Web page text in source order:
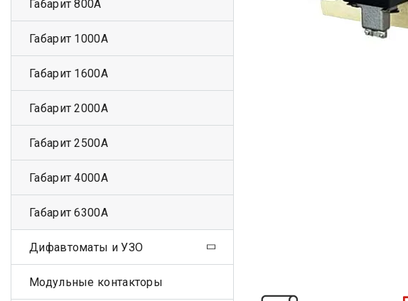
Габарит 800А
Габарит 1000А
Габарит 1600А
Габарит 2000А
Габарит 2500А
Габарит 4000А
Габарит 6300А
Дифавтоматы и УЗО
Модульные контакторы